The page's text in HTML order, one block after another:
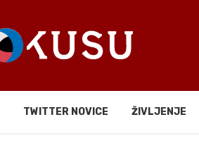
TWITTER NOVICE ŽIVLJENJE